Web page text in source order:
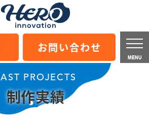
お問い合わせ
MENU
PAST PROJECTS
制作実績